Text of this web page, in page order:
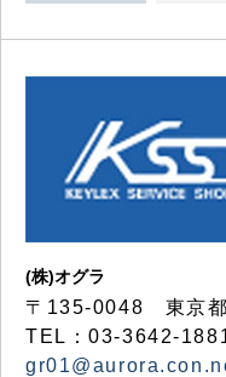
(株)オグラ
〒135-0048 東京
TEL：03-3642-